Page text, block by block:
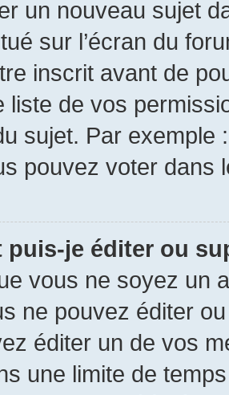
un nouveau sujet
sur l’écran du
inscrit avant de
liste de vos
sujet. Par exemple
pouvez voter dans
puis-je éditer ou
vous ne soyez un
ne pouvez éditer
éditer un de vos
une limite de